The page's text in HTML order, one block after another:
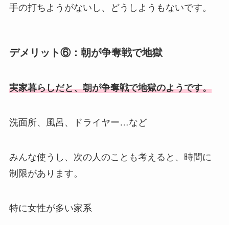
手の打ちようがないし、どうしようもないです。
デメリット⑥：朝が争奪戦で地獄
実家暮らしだと、朝が争奪戦で地獄のようです。
洗面所、風呂、ドライヤー…など
みんな使うし、次の人のことも考えると、時間に
制限があります。
特に女性が多い家系